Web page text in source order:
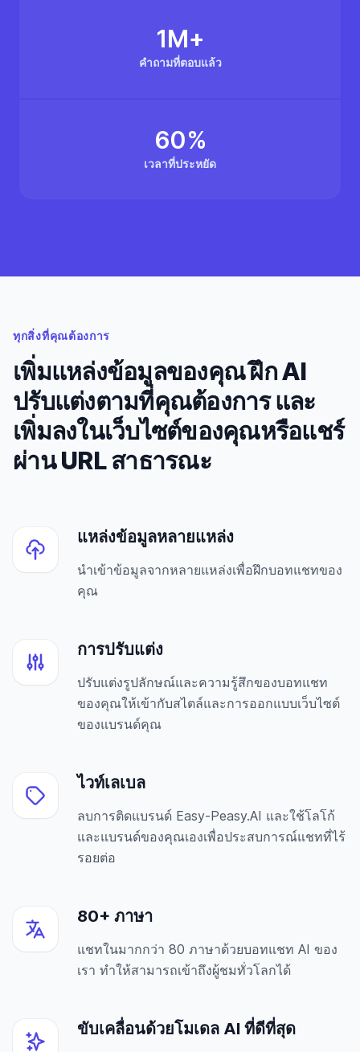
คำถามที่ตอบแล้ว
1M+
เวลาที่ประหยัด
60%
ทุกสิ่งที่คุณต้องการ
เพิ่มแหล่งข้อมูลของคุณ ฝึก AI
ปรับแต่งตามที่คุณต้องการ และ
เพิ่มลงในเว็บไซต์ของคุณหรือแชร์
ผ่าน URL สาธารณะ
แหล่งข้อมูลหลายแหล่ง
นำเข้าข้อมูลจากหลายแหล่งเพื่อฝึกบอทแชทของ
คุณ
การปรับแต่ง
ปรับแต่งรูปลักษณ์และความรู้สึกของบอทแชท
ของคุณให้เข้ากับสไตล์และการออกแบบเว็บไซต์
ของแบรนด์คุณ
ไวท์เลเบล
ลบการติดแบรนด์ Easy-Peasy.AI และใช้โลโก้
และแบรนด์ของคุณเองเพื่อประสบการณ์แชทที่ไร้
รอยต่อ
80+ ภาษา
แชทในมากกว่า 80 ภาษาด้วยบอทแชท AI ของ
เรา ทำให้สามารถเข้าถึงผู้ชมทั่วโลกได้
ขับเคลื่อนด้วยโมเดล AI ที่ดีที่สุด